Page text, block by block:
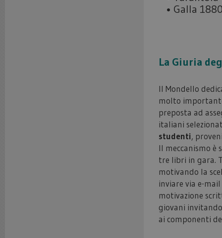
• Galla
La Giuria
Il Mondello
molto
preposta ad
italiani
studenti,
Il meccanismo
tre libri in gara.
motivando la
inviare via e-
motivazione
giovani
ai componenti